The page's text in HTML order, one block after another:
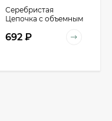
Серебристая
Цепочка с объемным
D98940
692 ₽